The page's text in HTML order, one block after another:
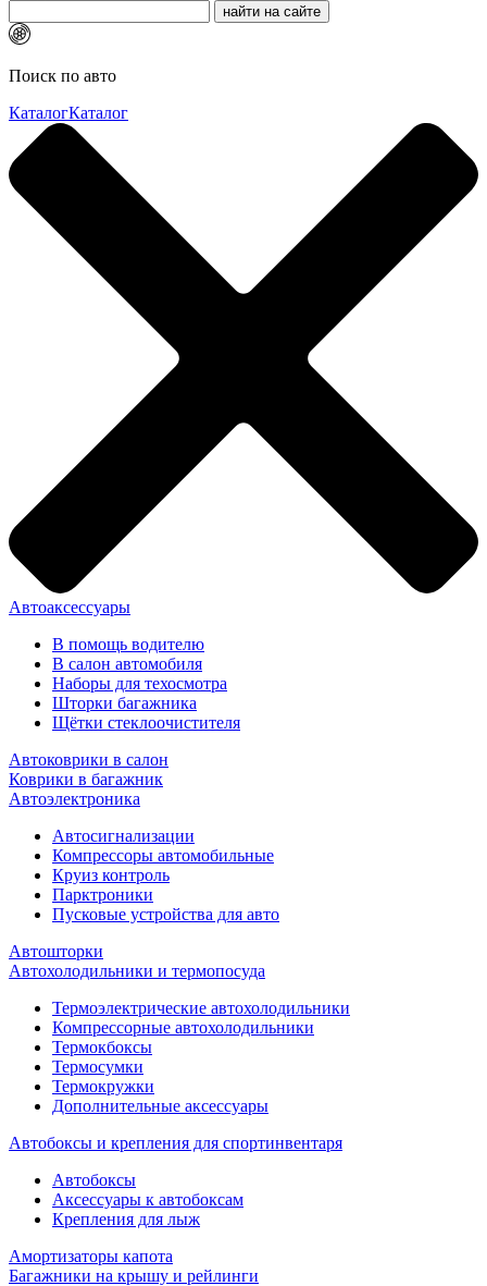
Поиск по авто
КаталогКаталог
Автоаксессуары
В помощь водителю
В салон автомобиля
Наборы для техосмотра
Шторки багажника
Щётки стеклоочистителя
Автоковрики в салон
Коврики в багажник
Автоэлектроника
Автосигнализации
Компрессоры автомобильные
Круиз контроль
Парктроники
Пусковые устройства для авто
Автошторки
Автохолодильники и термопосуда
Термоэлектрические автохолодильники
Компрессорные автохолодильники
Термокбоксы
Термосумки
Термокружки
Дополнительные аксессуары
Автобоксы и крепления для спортинвентаря
Автобоксы
Аксессуары к автобоксам
Крепления для лыж
Амортизаторы капота
Багажники на крышу и рейлинги